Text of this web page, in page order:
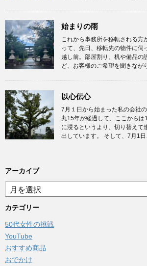
始まりの雨
これから事務所を移転される方
って、先日、移転先の物件に伺
越し前。部屋割り、机や備品の
ど、お客様のご希望を聞きなが
以心伝心
7月１日から始まった私の会社
丸15年が経過して、ここから
に浸るというより、切り替えて
出しています。 そして、7月1日
アーカイブ
ア
ー
カ
ブ
カテゴリー
50代女性の挑戦
YouTube
おすすめ商品
おでかけ